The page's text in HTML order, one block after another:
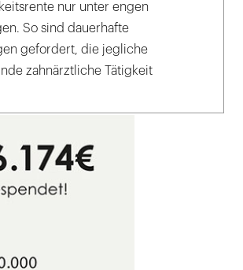
nur unter engen
So sind dauerhafte
gefordert, die jegliche
zahnärztliche Tätigkeit